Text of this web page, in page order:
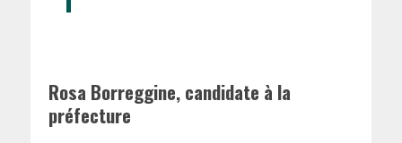
Rosa Borreggine, candidate à la
préfecture